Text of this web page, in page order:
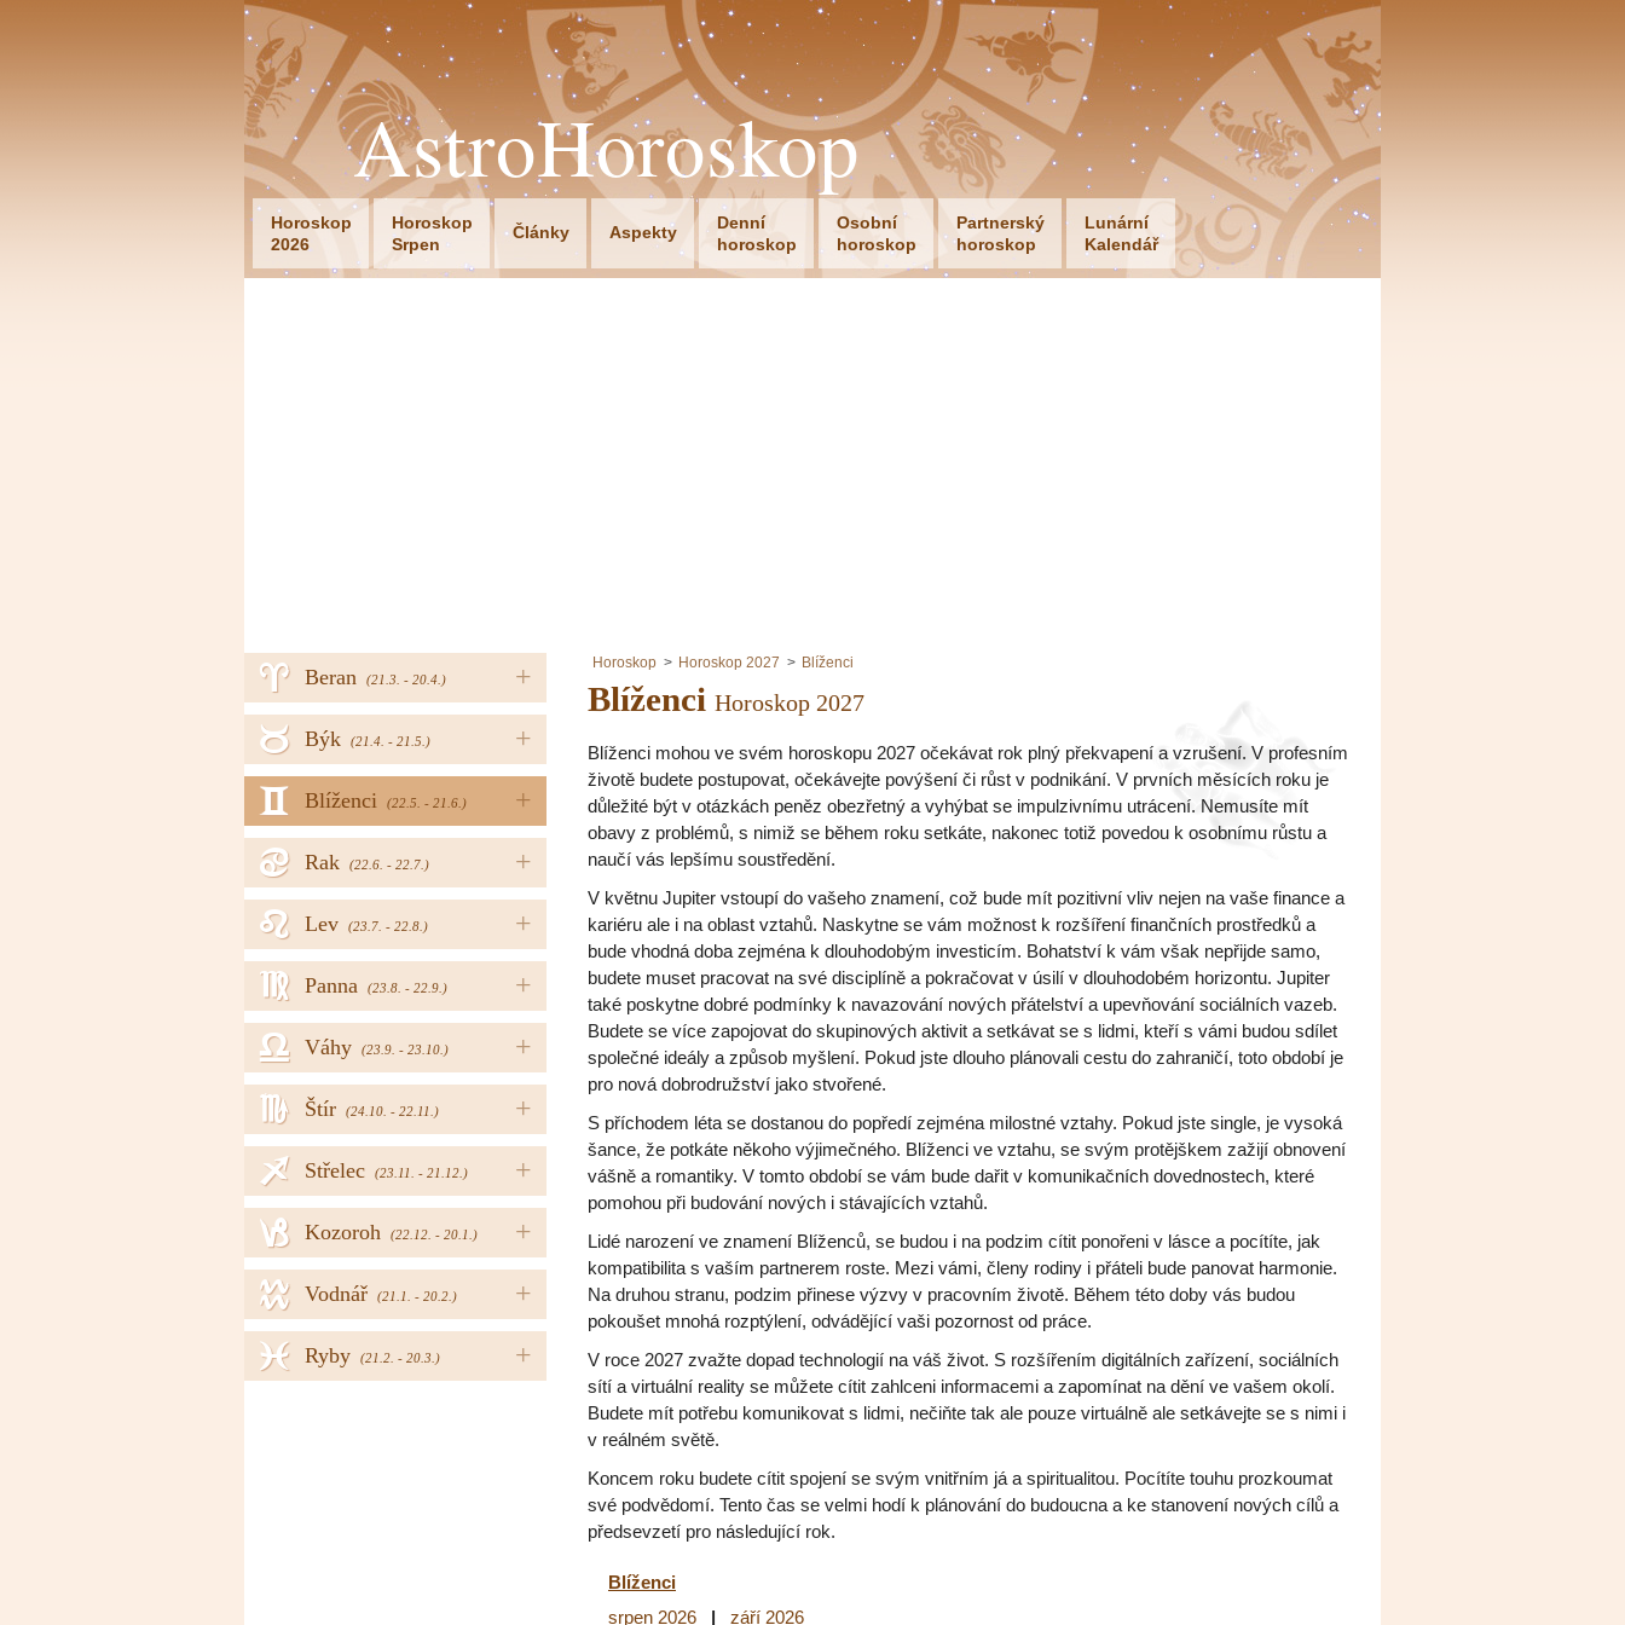
AstroHoroskop
Horoskop
2026
Horoskop
Srpen
Články Aspekty
Denní
horoskop
Osobní
horoskop
Partnerský
horoskop
Lunární
Kalendář
+
Beran (21.3. - 20.4.)
a
+
Býk (21.4. - 21.5.)
b
+
Blíženci (22.5. - 21.6.)
c
+
Rak (22.6. - 22.7.)
d
+
Lev (23.7. - 22.8.)
e
+
Panna (23.8. - 22.9.)
f
+
Váhy (23.9. - 23.10.)
g
+
Štír (24.10. - 22.11.)
h
+
Střelec (23.11. - 21.12.)
i
+
Kozoroh (22.12. - 20.1.)
j
+
Vodnář (21.1. - 20.2.)
k
+
Ryby (21.2. - 20.3.)
l
Horoskop Horoskop 2027 Blíženci
Blíženci Horoskop 2027
Blíženci mohou ve svém horoskopu 2027 očekávat rok plný překvapení a vzrušení. V profesním
životě budete postupovat, očekávejte povýšení či růst v podnikání. V prvních měsících roku je
důležité být v otázkách peněz obezřetný a vyhýbat se impulzivnímu utrácení. Nemusíte mít
obavy z problémů, s nimiž se během roku setkáte, nakonec totiž povedou k osobnímu růstu a
naučí vás lepšímu soustředění.
V květnu Jupiter vstoupí do vašeho znamení, což bude mít pozitivní vliv nejen na vaše finance a
kariéru ale i na oblast vztahů. Naskytne se vám možnost k rozšíření finančních prostředků a
bude vhodná doba zejména k dlouhodobým investicím. Bohatství k vám však nepřijde samo,
budete muset pracovat na své disciplíně a pokračovat v úsilí v dlouhodobém horizontu. Jupiter
také poskytne dobré podmínky k navazování nových přátelství a upevňování sociálních vazeb.
Budete se více zapojovat do skupinových aktivit a setkávat se s lidmi, kteří s vámi budou sdílet
společné ideály a způsob myšlení. Pokud jste dlouho plánovali cestu do zahraničí, toto období je
pro nová dobrodružství jako stvořené.
S příchodem léta se dostanou do popředí zejména milostné vztahy. Pokud jste single, je vysoká
šance, že potkáte někoho výjimečného. Blíženci ve vztahu, se svým protějškem zažijí obnovení
vášně a romantiky. V tomto období se vám bude dařit v komunikačních dovednostech, které
pomohou při budování nových i stávajících vztahů.
Lidé narození ve znamení Blíženců, se budou i na podzim cítit ponořeni v lásce a pocítíte, jak
kompatibilita s vaším partnerem roste. Mezi vámi, členy rodiny i přáteli bude panovat harmonie.
Na druhou stranu, podzim přinese výzvy v pracovním životě. Během této doby vás budou
pokoušet mnohá rozptýlení, odvádějící vaši pozornost od práce.
V roce 2027 zvažte dopad technologií na váš život. S rozšířením digitálních zařízení, sociálních
sítí a virtuální reality se můžete cítit zahlceni informacemi a zapomínat na dění ve vašem okolí.
Budete mít potřebu komunikovat s lidmi, nečiňte tak ale pouze virtuálně ale setkávejte se s nimi i
v reálném světě.
Koncem roku budete cítit spojení se svým vnitřním já a spiritualitou. Pocítíte touhu prozkoumat
své podvědomí. Tento čas se velmi hodí k plánování do budoucna a ke stanovení nových cílů a
předsevzetí pro následující rok.
Blíženci
srpen 2026 | září 2026